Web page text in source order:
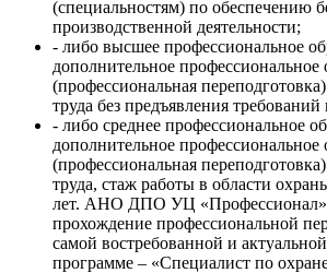
(специальностям) по обеспечению
производственной деятельности;
- либо высшее профессиональное
дополнительное профессиональное
(профессиональная
труда без предъявления
- либо среднее профессиональное
дополнительное профессиональное
(профессиональная
труда, стаж работы в области
лет. АНО ДПО УЦ «Профессионал»
прохождение профессиональной
самой востребованной и
программе – «Специалист по